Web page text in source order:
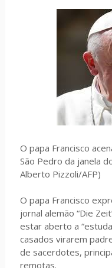
O papa Francisco
São Pedro da janela
Alberto Pizzoli/AFP)
O papa Francisco
jornal alemão “Die
estar aberto a
casados virarem
de sacerdotes,
remotas.